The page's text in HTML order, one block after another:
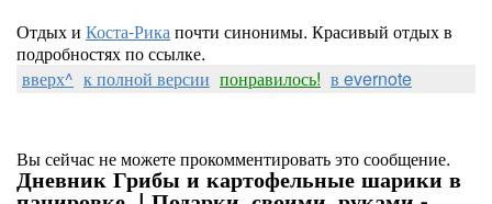
Отдых и Коста-Рикапочти синонимы. Красивый отдых в
подробностях по ссылке.
вверх^ к полной версии понравилось! в evernote
Вы сейчас не можете прокомментировать это сообщение.
Дневник Грибы и картофельные шарики в